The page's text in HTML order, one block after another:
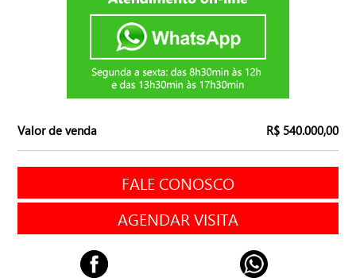
Valor de venda R$ 540.000,00
FALE CONOSCO
AGENDAR VISITA